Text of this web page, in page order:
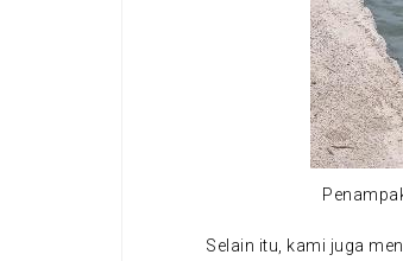
Selain itu, kami juga